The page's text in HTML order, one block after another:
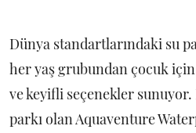
Dünya standartlarındaki su
her yaş grubundan çocuk
ve keyifli seçenekler
parkı olan Aquaventure